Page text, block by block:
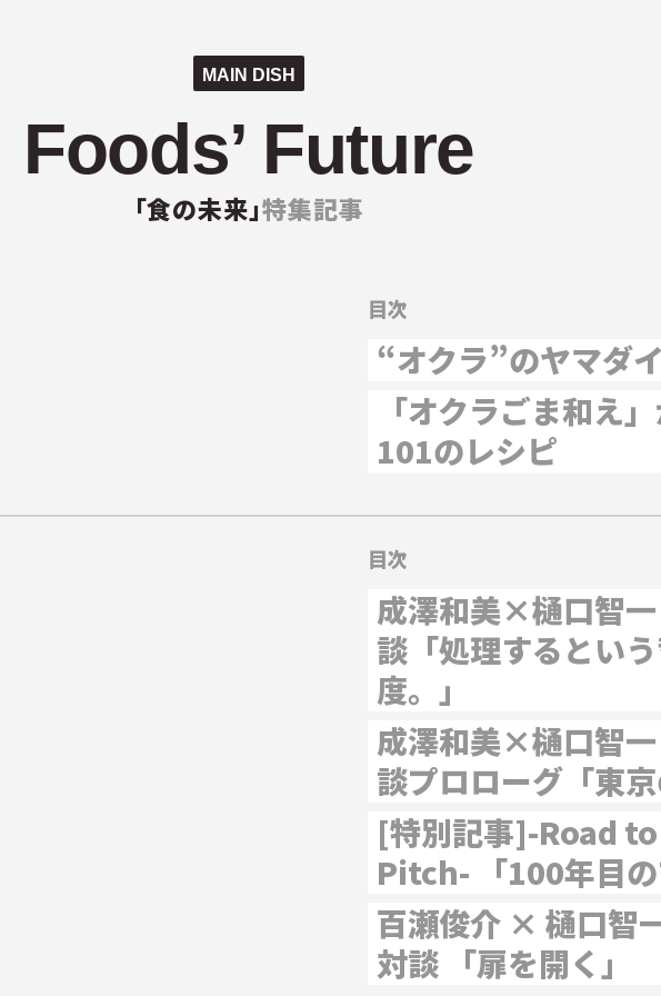
MAIN DISH
Foods’ Future
「食の未来」特集記事
目次
“オクラ”のヤマダイ
「オクラごま和え
101のレシピ
目次
成澤和美×樋口智
談「処理するとい
度。」
成澤和美×樋口智
談プロローグ「東京
[特別記事]-Road
Pitch- 「100年目の
百瀬俊介 × 樋口智
対談 「扉を開く」